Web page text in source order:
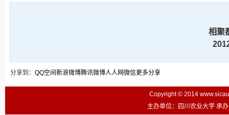
相聚
分享到： QQ空间 新浪微博腾讯微博人人网微信更多分享
Copyright © 2014
主办单位：四川农业大学 承